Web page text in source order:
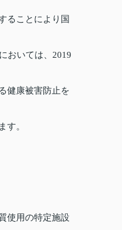
ることにより国
おいては、2019
健康被害防止を
す。
使用の特定施設